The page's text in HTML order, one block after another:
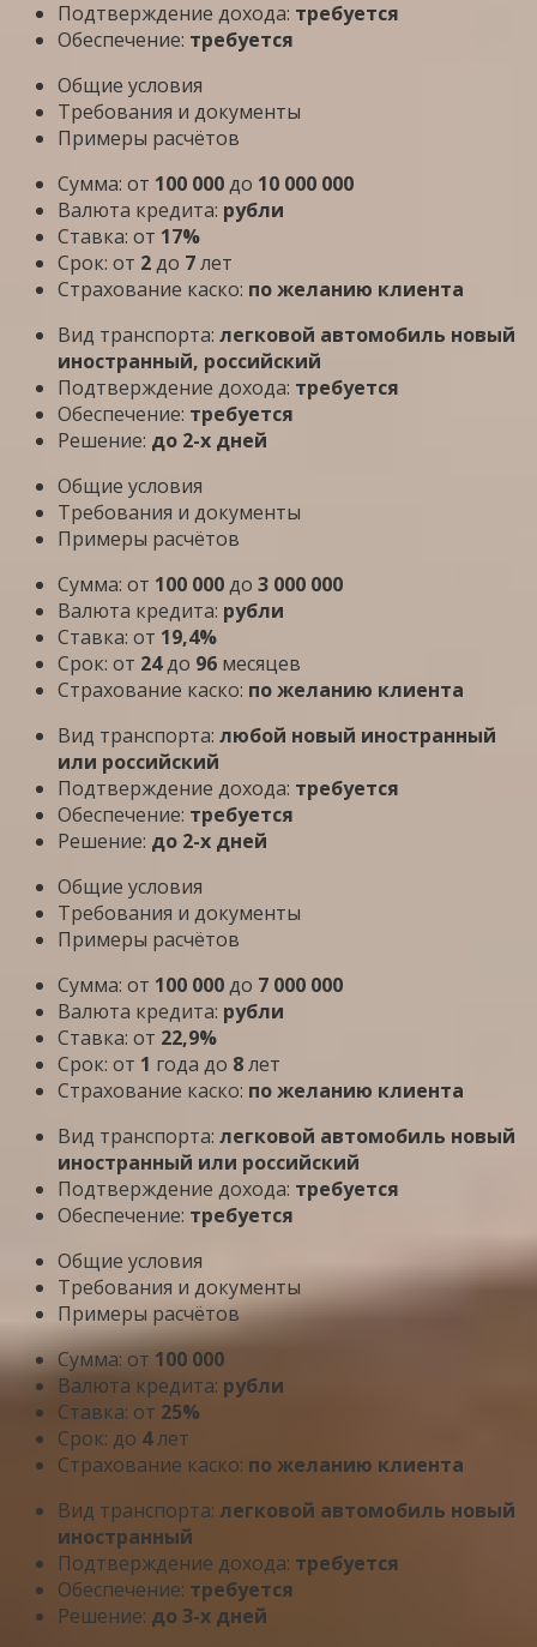
Подтверждение дохода: требуется
Обеспечение: требуется
Общие условия
Требования и документы
Примеры расчётов
Сумма: от 100 000до 10 000 000
Валюта кредита: рубли
Ставка: от 17%
Срок: от 2до 7лет
Страхование каско: по желанию клиента
Вид транспорта: легковой автомобиль новый
иностранный, российский
Подтверждение дохода: требуется
Обеспечение: требуется
Решение: до 2-х дней
Общие условия
Требования и документы
Примеры расчётов
Сумма: от 100 000до 3 000 000
Валюта кредита: рубли
Ставка: от 19,4%
Срок: от 24до 96 месяцев
Страхование каско: по желанию клиента
Вид транспорта: любой новый иностранный
или российский
Подтверждение дохода: требуется
Обеспечение: требуется
Решение: до 2-х дней
Общие условия
Требования и документы
Примеры расчётов
Сумма: от 100 000до 7 000 000
Валюта кредита: рубли
Ставка: от 22,9%
Срок: от 1 года до 8лет
Страхование каско: по желанию клиента
Вид транспорта: легковой автомобиль новый
иностранный или российский
Подтверждение дохода: требуется
Обеспечение: требуется
Общие условия
Требования и документы
Примеры расчётов
Сумма: от 100 000
Валюта кредита: рубли
Ставка: от 25%
Срок: до 4лет
Страхование каско: по желанию клиента
Вид транспорта: легковой автомобиль новый
иностранный
Подтверждение дохода: требуется
Обеспечение: требуется
Решение: до 3-х дней